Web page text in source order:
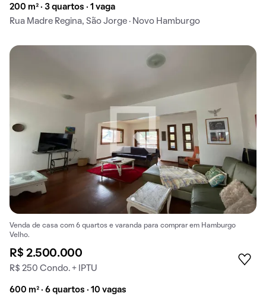
200 m² · 3 quartos · 1 vaga
Rua Madre Regina, São Jorge · Novo Hamburgo
Venda de casa com 6 quartos e varanda para comprar em Hamburgo
Velho.
R$ 2.500.000
R$ 250 Condo. + IPTU
600 m² · 6 quartos · 10 vagas